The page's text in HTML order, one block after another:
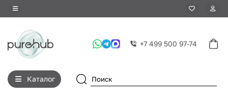
+7 499 500 97-74
Каталог